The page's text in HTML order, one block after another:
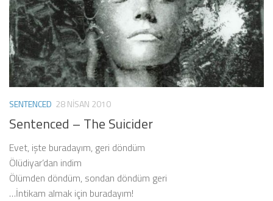
SENTENCED 28 NISAN 2010
Sentenced – The Suicider
Evet, işte buradayım, geri döndüm
Ölüdiyar’dan indim
Ölümden döndüm, sondan döndüm geri
…İntikam almak için buradayım!